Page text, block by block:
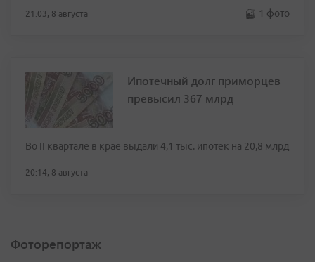
21:03, 8 августа 1 фото
Ипотечный долг приморцев
превысил 367 млрд
Во II квартале в крае выдали 4,1 тыс. ипотек на 20,8 млрд
20:14, 8 августа
Фоторепортаж